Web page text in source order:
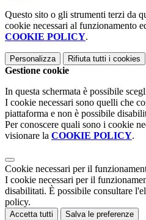
Questo sito o gli strumenti terzi da
cookie necessari al funzionamento
COOKIE POLICY.
Personalizza Rifiuta tutti i cookies
Gestione cookie
In questa schermata è possibile
I cookie necessari sono quelli che
piattaforma e non è possibile
Per conoscere quali sono i cookie
visionare la COOKIE POLICY.
Cookie necessari per il
I cookie necessari per il
disabilitati. È possibile consultare
policy.
Accetta tutti Salva le preferenze